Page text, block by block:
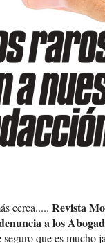
cerca..... Revista
a los
que es mucho